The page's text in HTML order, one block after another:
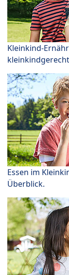
Kleinkind-
Essen im
Überblick.